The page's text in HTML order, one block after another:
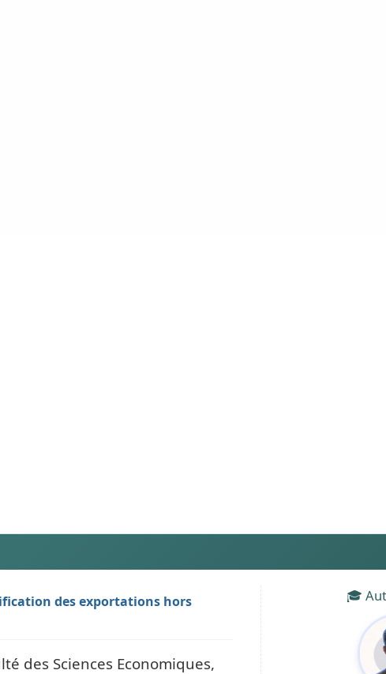
des exportations hors
des Sciences Economiques,
🎓